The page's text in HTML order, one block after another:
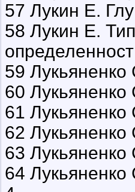
57 Лукин Е.
58 Лукин Е.
59
60
61
62
63
64